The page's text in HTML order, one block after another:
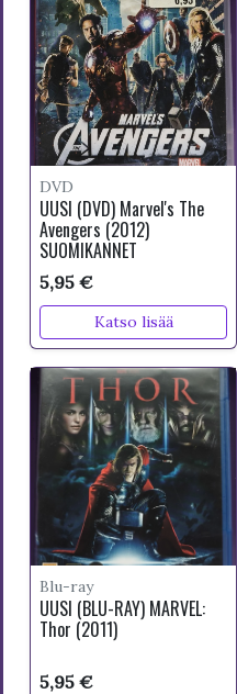
DVD
UUSI (DVD) Marvel's The
Avengers (2012)
SUOMIKANNET
5,95 €
Katso lisää
Blu-ray
UUSI (BLU-RAY) MARVEL:
Thor (2011)
5,95 €